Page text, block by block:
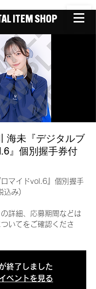
ITEM SHOP
海未『デジタルブ
』個別握手券付
ロマイドvol.6』個別握手
込み)
詳細、応募期間などは
いてをご確認くださ
終了しました
ベントを見る